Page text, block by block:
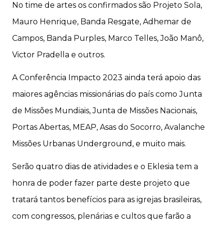
No time de artes os confirmados são Projeto Sola,
Mauro Henrique, Banda Resgate, Adhemar de
Campos, Banda Purples, Marco Telles, João Manô,
Victor Pradella e outros.
A Conferência Impacto 2023 ainda terá apoio das
maiores agências missionárias do país como Junta
de Missões Mundiais, Junta de Missões Nacionais,
Portas Abertas, MEAP, Asas do Socorro, Avalanche
Missões Urbanas Underground, e muito mais.
Serão quatro dias de atividades e o Eklesia tem a
honra de poder fazer parte deste projeto que
tratará tantos benefícios para as igrejas brasileiras,
com congressos, plenárias e cultos que farão a